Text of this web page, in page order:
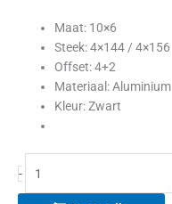
Maat: 10×6
Steek: 4×144 / 4×156
Offset: 4+2
Materiaal: Aluminium
Kleur: Zwart
-